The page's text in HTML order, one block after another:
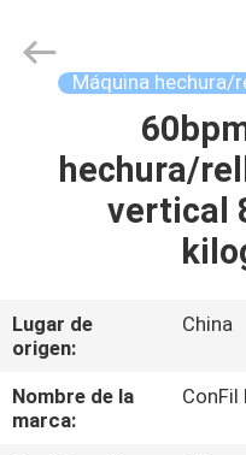
PRODUCTOS
SOBRE
NOSOTROS
ConFil
System.
Máquina
hechura/
vertical
Lugar de
origen:
China
Nombre de la
marca:
ConFil